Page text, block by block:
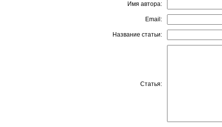
Имя автора:
Email:
Название статьи:
Статья: